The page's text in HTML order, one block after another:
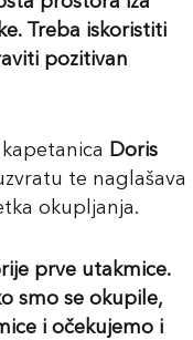
Treba iskoristiti
pozitivan
Doris
te naglašava
okupljanja.
prve utakmice.
smo se okupile,
i očekujemo i